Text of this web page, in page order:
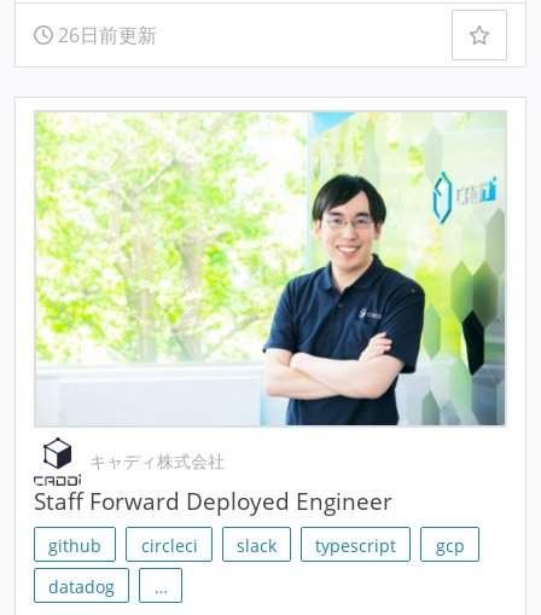
26日前更新
キャディ株式会社
Staff Forward Deployed Engineer
github circleci slack typescript
gcp
datadog
…